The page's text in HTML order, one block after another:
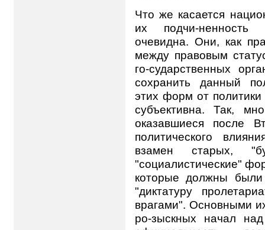
Что же касается
их подчи-ненность
очевидна. Они, как
между правовым
го-сударственных
сохранить данный
этих форм от политики
субъективна. Так,
оказавшиеся после
политического
взамен старых,
"социалистические"
которые должны
"диктатуру
врагами". Основными
ро-зыскных начал над